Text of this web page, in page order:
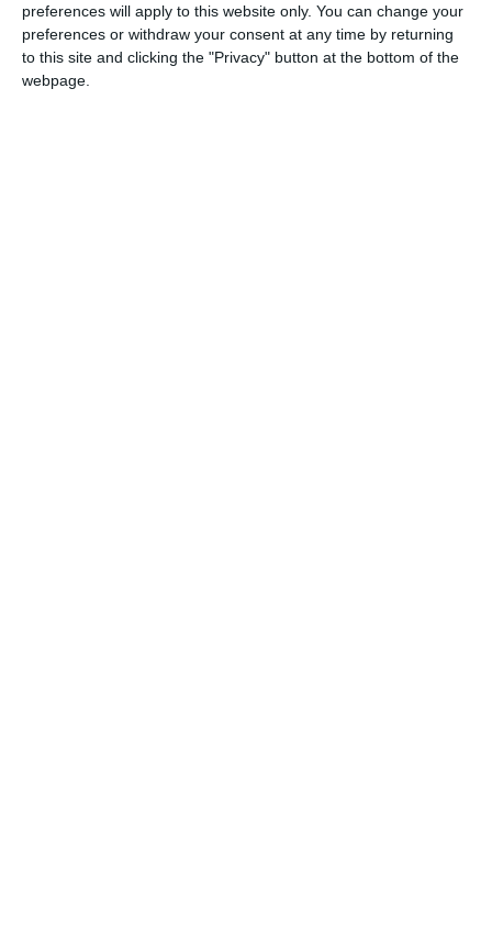
preferences will apply to this website only. You can change your
preferences or withdraw your consent at any time by returning
to this site and clicking the "Privacy" button at the bottom of the
webpage.